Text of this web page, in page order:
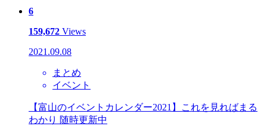
6
159,672 Views
2021.09.08
まとめ
イベント
【富山のイベントカレンダー2021】これを見ればまる
わかり 随時更新中